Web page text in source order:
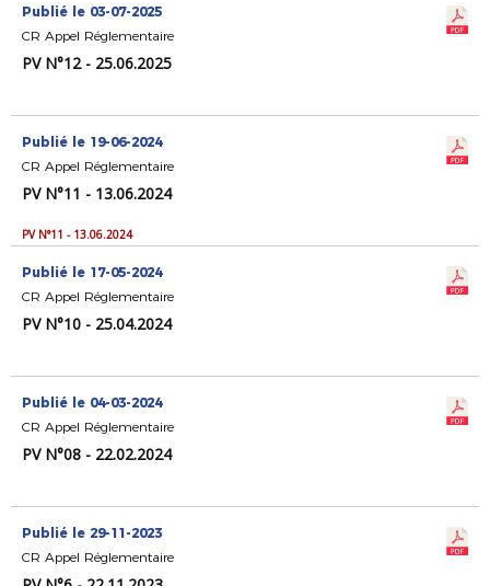
Publié le 03-07-2025
CR Appel Réglementaire
PV N°12 - 25.06.2025
Publié le 19-06-2024
CR Appel Réglementaire
PV N°11 - 13.06.2024
PV N°11 - 13.06.2024
Publié le 17-05-2024
CR Appel Réglementaire
PV N°10 - 25.04.2024
Publié le 04-03-2024
CR Appel Réglementaire
PV N°08 - 22.02.2024
Publié le 29-11-2023
CR Appel Réglementaire